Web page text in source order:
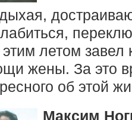
летом завел
жены. За это
об этой
Максим